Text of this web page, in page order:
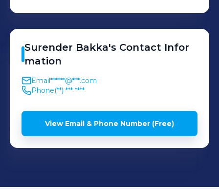
Surender Bakka's Contact Infor
mation
Email******@***.com
Phone(**) *** ****
View Email & Phone Number (Free)